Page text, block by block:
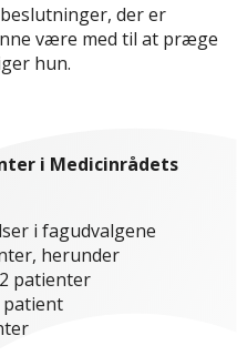
der er
være med til at præge
hun.
i Medicinrådets
i fagudvalgene
herunder
patienter
patient